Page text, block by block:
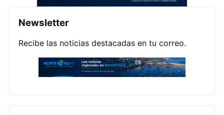
Newsletter
Recibe las noticias destacadas en tu correo.